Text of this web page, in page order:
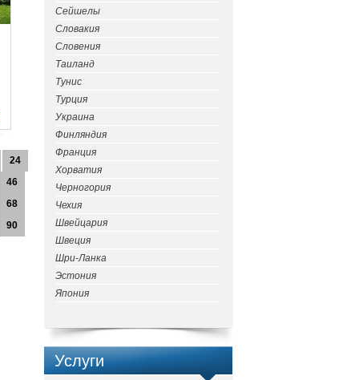
24
46
68
90
Сейшелы
Словакия
Словения
Таиланд
Тунис
Турция
Украина
Финляндия
Франция
Хорватия
Черногория
Чехия
Швейцария
Швеция
Шри-Ланка
Эстония
Япония
Услуги